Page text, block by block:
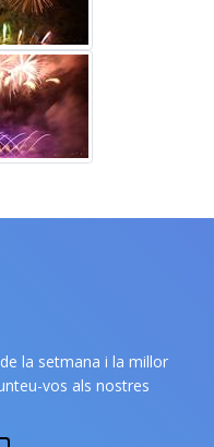
la setmana i la millor
vos als nostres